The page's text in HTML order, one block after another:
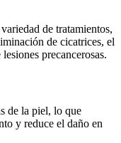
de tratamientos,
de cicatrices, el
precancerosas.
de la piel, lo que
y reduce el daño en